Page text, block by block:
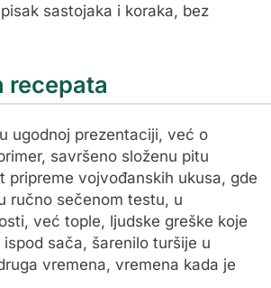
sastojaka i koraka, bez
recepata
ugodnoj prezentaciji, već o
savršeno složenu pitu
vojvođanskih ukusa, gde
ručno sečenom testu, u
već tople, ljudske greške koje
sača, šarenilo turšije u
vremena, vremena kada je